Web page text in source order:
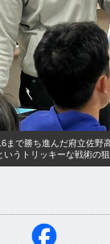
まで勝ち進んだ府立佐野
いうトリッキーな戦術の